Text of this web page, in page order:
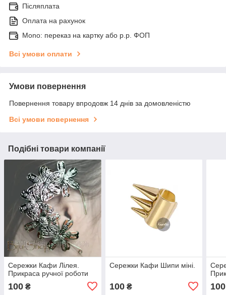
Післяплата
Оплата на рахунок
Mono: переказ на картку або р.р. ФОП
Всі умови оплати
Умови повернення
Повернення товару впродовж 14 днів за домовленістю
Всі умови повернення
Подібні товари компанії
Сережки Кафи Лілея.
Прикраса ручної роботи
100 ₴
Сережки Кафи Шипи міні.
100₴ 100